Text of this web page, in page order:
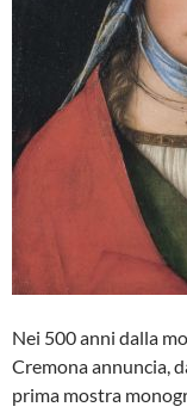
Nei 500 anni dalla
Cremona annuncia,
prima mostra